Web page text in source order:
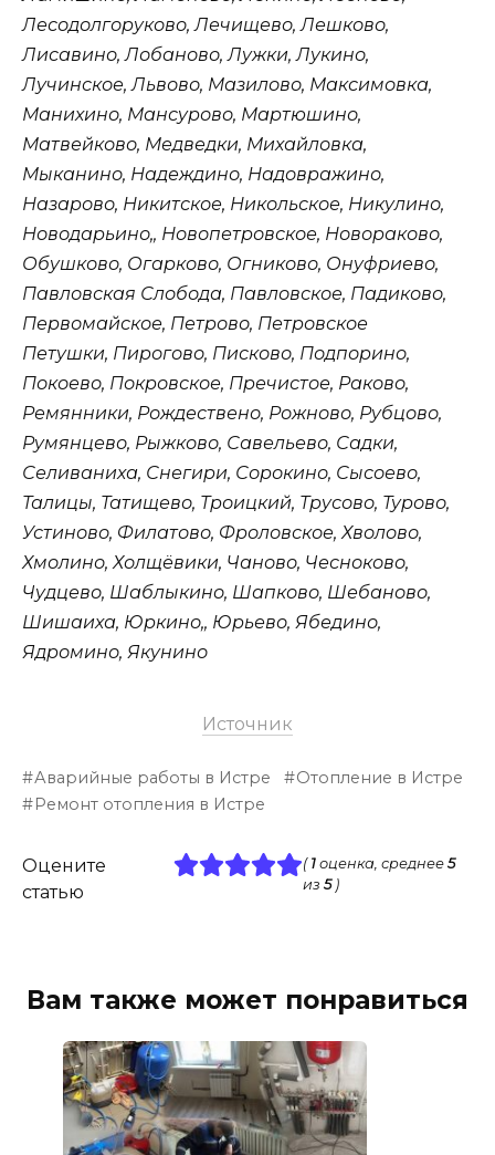
Лесодолгоруково, Лечищево, Лешково,
Лисавино, Лобаново, Лужки, Лукино,
Лучинское, Львово, Мазилово, Максимовка,
Манихино, Мансурово, Мартюшино,
Матвейково, Медведки, Михайловка,
Мыканино, Надеждино, Надовражино,
Назарово, Никитское, Никольское, Никулино,
Новодарьино,, Новопетровское, Новораково,
Обушково, Огарково, Огниково, Онуфриево,
Павловская Слобода, Павловское, Падиково,
Первомайское, Петрово, Петровское
Петушки, Пирогово, Писково, Подпорино,
Покоево, Покровское, Пречистое, Раково,
Ремянники, Рождествено, Рожново, Рубцово,
Румянцево, Рыжково, Савельево, Садки,
Селиваниха, Снегири, Сорокино, Сысоево,
Талицы, Татищево, Троицкий, Трусово, Турово,
Устиново, Филатово, Фроловское, Хволово,
Хмолино, Холщёвики, Чаново, Чесноково,
Чудцево, Шаблыкино, Шапково, Шебаново,
Шишаиха, Юркино,, Юрьево, Ябедино,
Ядромино, Якунино
Источник
Аварийные работы в Истре
Отопление в Истре
Ремонт отопления в Истре
Оцените
статью
( 1оценка, среднее 5
из 5)
Вам также может понравиться